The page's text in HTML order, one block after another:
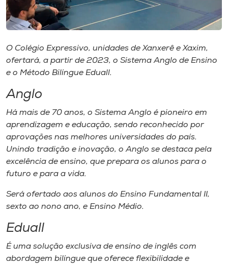
Editora
Rádio
Unoesc
Store
Selecione
A+
O Colégio Expressivo, unidades de Xanxerê e Xaxim,
ofertará, a partir de 2023, o Sistema Anglo de Ensino
e o Método Bilíngue Eduall.
Anglo
Há mais de 70 anos, o Sistema Anglo é pioneiro em
aprendizagem e educação, sendo reconhecido por
aprovações nas melhores universidades do país.
Unindo tradição e inovação, o Anglo se destaca pela
excelência de ensino, que prepara os alunos para o
futuro e para a vida.
Será ofertado aos alunos do Ensino Fundamental II,
sexto ao nono ano, e Ensino Médio.
Eduall
É uma solução exclusiva de ensino de inglês com
abordagem bilíngue que oferece flexibilidade e